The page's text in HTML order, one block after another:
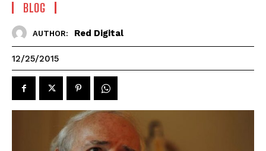
BLOG
AUTHOR: Red Digital
12/25/2015